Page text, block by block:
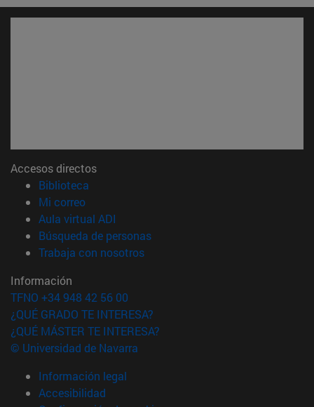
Accesos directos
Biblioteca
Mi correo(abre en nueva ventana)
Aula virtual ADI
Búsqueda de personas(abre en nueva ventana)
Trabaja con nosotros(abre en nueva ventana)
Información
TFNO +34 948 42 56 00
¿QUÉ GRADO TE INTERESA?
¿QUÉ MÁSTER TE INTERESA?
© Universidad de Navarra
Información legal
Accesibilidad